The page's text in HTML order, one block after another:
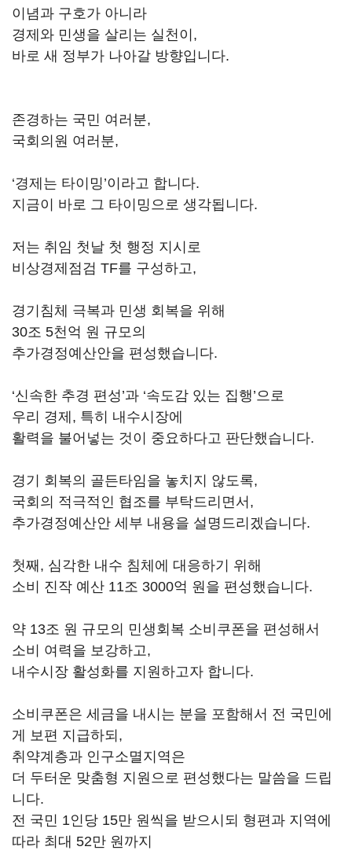
이념과 구호가 아니라
경제와 민생을 살리는 실천이,
바로 새 정부가 나아갈 방향입니다.
존경하는 국민 여러분,
국회의원 여러분,
‘경제는 타이밍’이라고 합니다.
지금이 바로 그 타이밍으로 생각됩니다.
저는 취임 첫날 첫 행정 지시로
비상경제점검 TF를 구성하고,
경기침체 극복과 민생 회복을 위해
30조 5천억 원 규모의
추가경정예산안을 편성했습니다.
‘신속한 추경 편성’과 ‘속도감 있는 집행’으로
우리 경제, 특히 내수시장에
활력을 불어넣는 것이 중요하다고 판단했습니다.
경기 회복의 골든타임을 놓치지 않도록,
국회의 적극적인 협조를 부탁드리면서,
추가경정예산안 세부 내용을 설명드리겠습니다.
첫째, 심각한 내수 침체에 대응하기 위해
소비 진작 예산 11조 3000억 원을 편성했습니다.
약 13조 원 규모의 민생회복 소비쿠폰을 편성해서
소비 여력을 보강하고,
내수시장 활성화를 지원하고자 합니다.
소비쿠폰은 세금을 내시는 분을 포함해서 전 국민에
게 보편 지급하되,
취약계층과 인구소멸지역은
더 두터운 맞춤형 지원으로 편성했다는 말씀을 드립
니다.
전 국민 1인당 15만 원씩을 받으시되 형편과 지역에
따라 최대 52만 원까지